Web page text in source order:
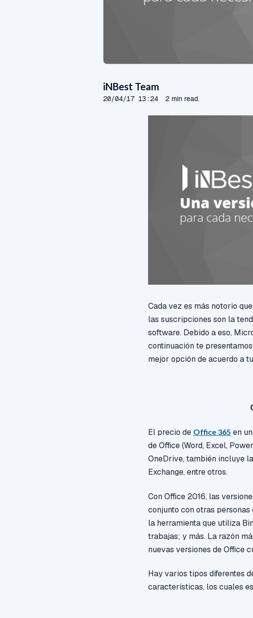
iNBest Team
20/04/17 13:24 2 min read.
Cada vez es más notorio
las suscripciones son la
software. Debido a eso,
continuación te
mejor opción de acuerdo a
El precio de Office 365 en
de Office(Word, Excel, Power
OneDrive, también incluye
Exchange, entre otros.
Con Office 2016, las
conjunto con otras
la herramienta que utiliza
trabajas; y más. La razón
nuevas versiones de Office
Hay varios tipos diferentes
características, los cuales